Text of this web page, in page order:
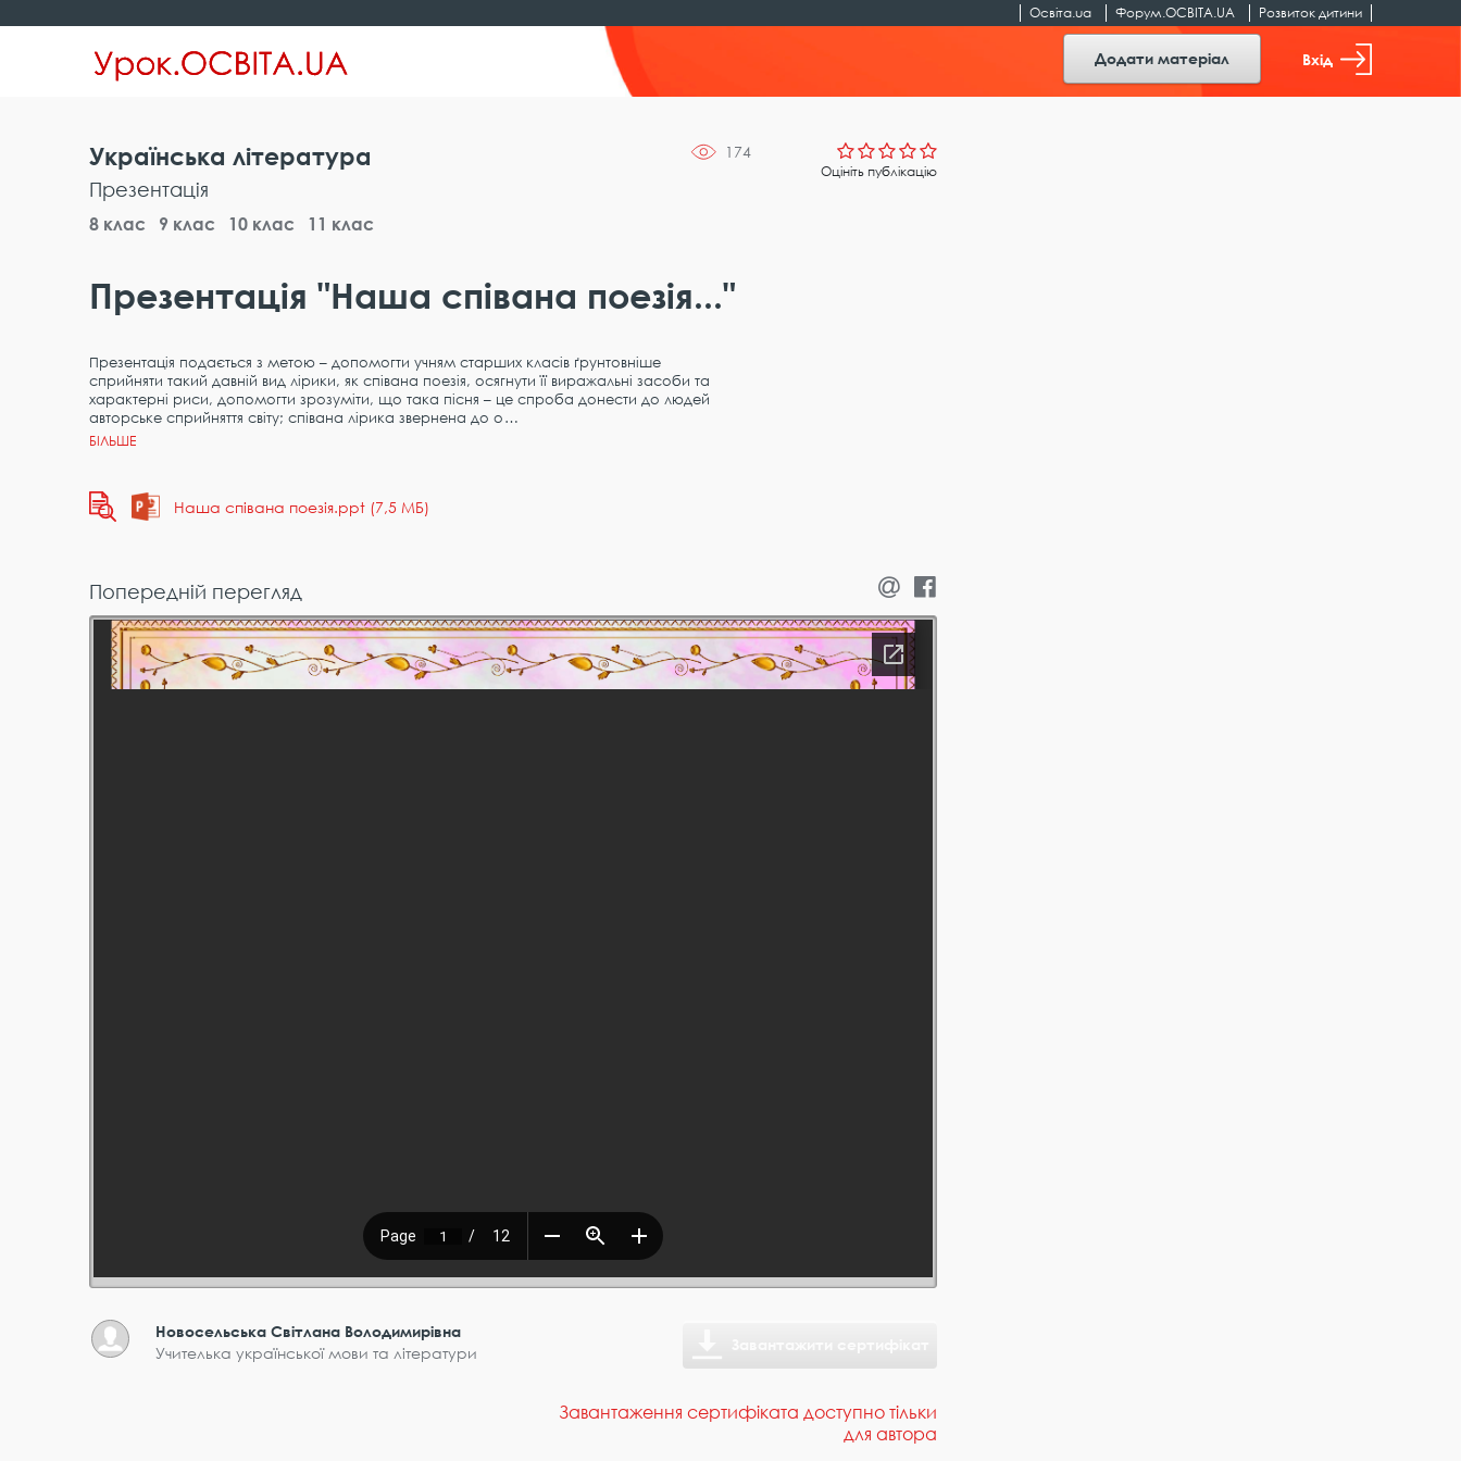
Освіта.ua Форум.ОСВІТА.UA Розвиток дитини
Додати матеріал Вхід
174
Оцініть публікацію
Українська література
Презентація
8 клас 9 клас 10 клас 11 клас
Презентація "Наша співана поезія..."
Презентація подається з метою – допомогти учням старших класів ґрунтовніше
сприйняти такий давній вид лірики, як співана поезія, осягнути її виражальні засоби та
характерні риси, допомогти зрозуміти, що така пісня – це спроба донести до людей
авторське сприйняття світу; співана лірика звернена до о
Наша співана поезія.ppt (7,5 МБ)
Попередній перегляд
Новосельська Світлана Володимирівна
Учителька української мови та літератури
Завантаження сертифіката доступно тільки
для автора